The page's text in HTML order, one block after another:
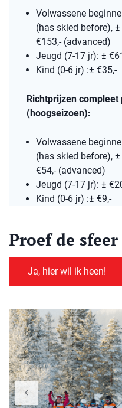
Volwassene
(has skied before),
€153,- (advanced)
Jeugd (7-17 jr): ±
Kind (0-6 jr) :± €35,-
Richtprijzen
(hoogseizoen):
Volwassene
(has skied before),
€54,- (advanced)
Jeugd (7-17 jr): ±
Kind (0-6 jr) :± €9,-
Proef de
Ja, hier wil ik heen!